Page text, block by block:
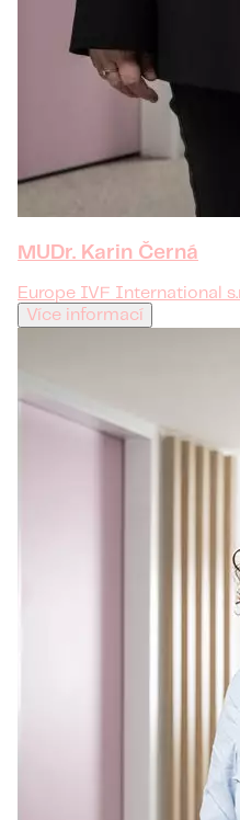
MUDr. Karin Černá
Europe IVF International
Více informací